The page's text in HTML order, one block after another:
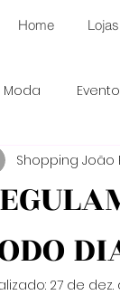
Home Lojas
Moda
Shopping João
27 de dez.